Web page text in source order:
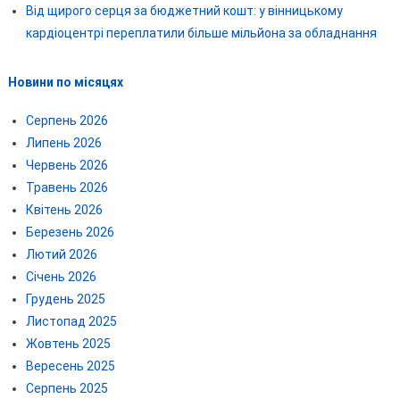
Від щирого серця за бюджетний кошт: у вінницькому
кардіоцентрі переплатили більше мільйона за обладнання
Новини по місяцях
Серпень 2026
Липень 2026
Червень 2026
Травень 2026
Квітень 2026
Березень 2026
Лютий 2026
Січень 2026
Грудень 2025
Листопад 2025
Жовтень 2025
Вересень 2025
Серпень 2025